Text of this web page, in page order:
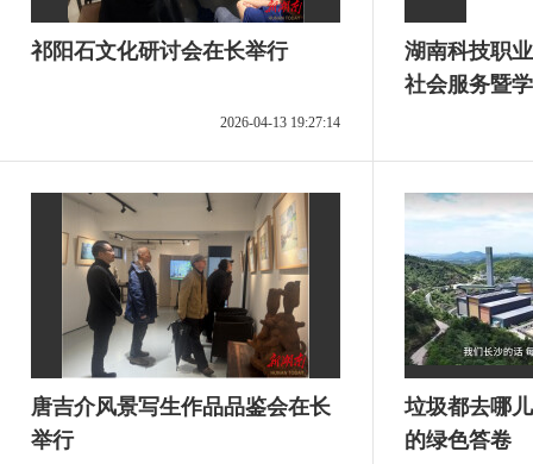
祁阳石文化研讨会在长举行
2026-04-13 19:27:14
湖南科技职
社会服务暨
唐吉介风景写生作品品鉴会在长
举行
垃圾都去哪
的绿色答卷